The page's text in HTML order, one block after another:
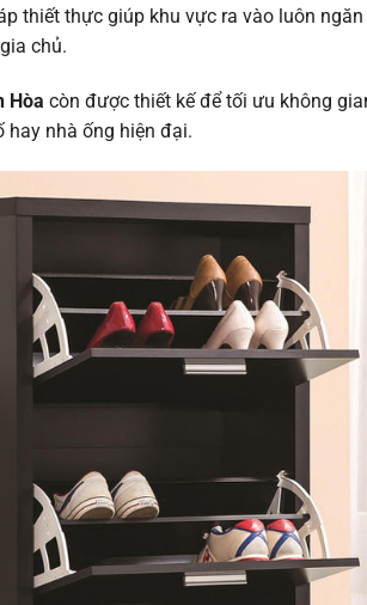
thiết thực giúp khu vực ra vào luôn ngăn
chủ.
Hòa còn được thiết kế để tối ưu không
hay nhà ống hiện đại.